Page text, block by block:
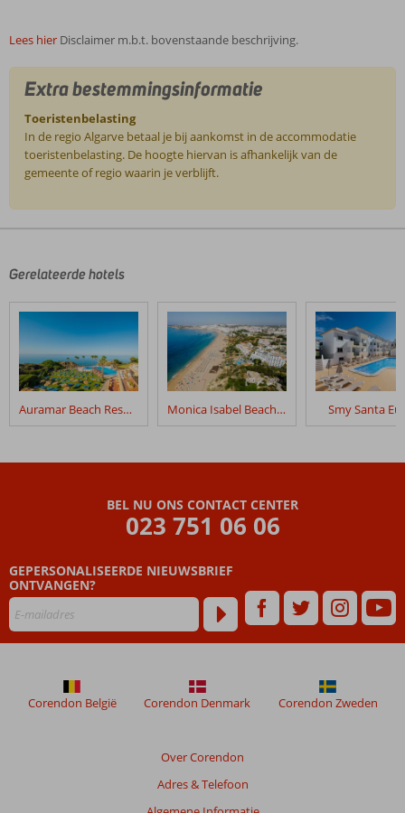
Lees hier Disclaimer m.b.t. bovenstaande beschrijving.
Extra bestemmingsinformatie
Toeristenbelasting
In de regio Algarve betaal je bij aankomst in de accommodatie
toeristenbelasting. De hoogte hiervan is afhankelijk van de
gemeente of regio waarin je verblijft.
door
klanten
geschreven
na
hun
verblijf
Da
Beoordelingen
dan
48
niet
weergegeven
om
Gerelateerde hotels
Auramar Beach Resort Monica Isabel Beach Club Smy Santa
BEL NU ONS CONTACT CENTER
023 751 06 06
GEPERSONALISEERDE NIEUWSBRIEF
ONTVANGEN?
Over Corendon
Adres & Telefoon
Corendon België Corendon Denmark Corendon Zweden